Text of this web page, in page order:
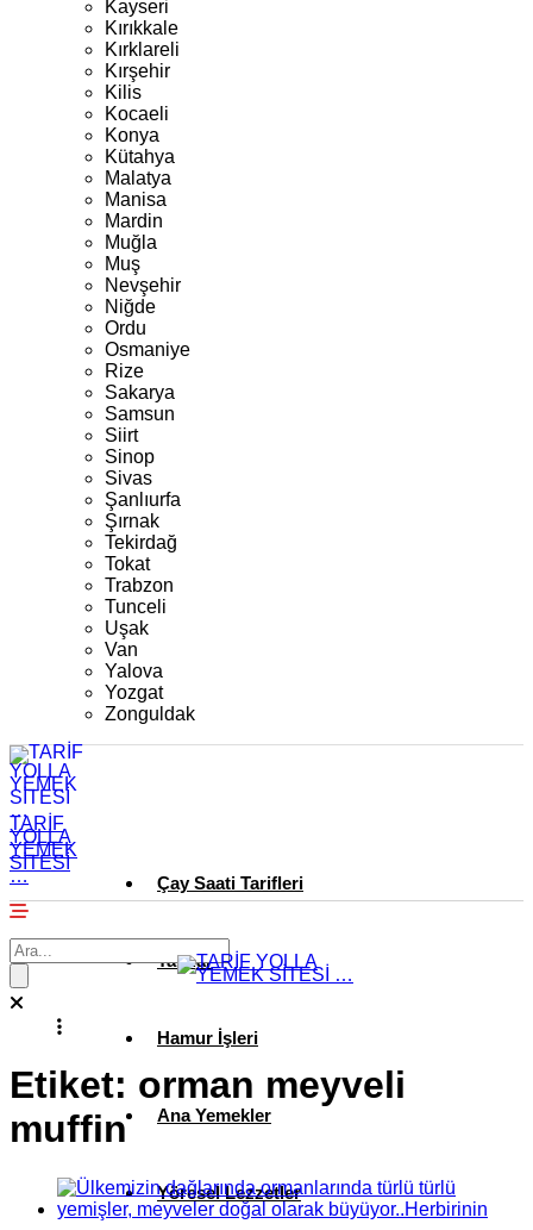
Kayseri
Kırıkkale
Kırklareli
Kırşehir
Kilis
Kocaeli
Konya
Kütahya
Malatya
Manisa
Mardin
Muğla
Muş
Nevşehir
Niğde
Ordu
Osmaniye
Rize
Sakarya
Samsun
Siirt
Sinop
Sivas
Şanlıurfa
Şırnak
Tekirdağ
Tokat
Trabzon
Tunceli
Uşak
Van
Yalova
Yozgat
Zonguldak
TARİF
YOLLA
YEMEK
SİTESİ
… Çay Saati Tarifleri
Tatlılar
Hamur İşleri
Ana Yemekler
Yöresel Lezzetler
Etiket: orman meyveli
muffin